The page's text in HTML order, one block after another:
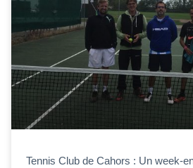
Tennis Club de Cahors : Un week-